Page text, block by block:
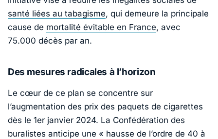
santé liées au tabagisme, qui demeure la principale
cause de mortalité évitable en France, avec
75.000 décès par an.
Des mesures radicales à l’horizon
Le cœur de ce plan se concentre sur
l’augmentation des prix des paquets de cigarettes
dès le 1er janvier 2024. La Confédération des
buralistes anticipe une « hausse de l’ordre de 40 à